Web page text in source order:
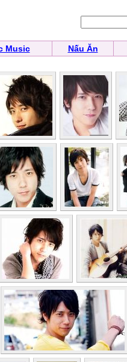
Music Nấu Ăn